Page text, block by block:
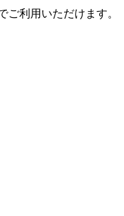
利用いただけます。